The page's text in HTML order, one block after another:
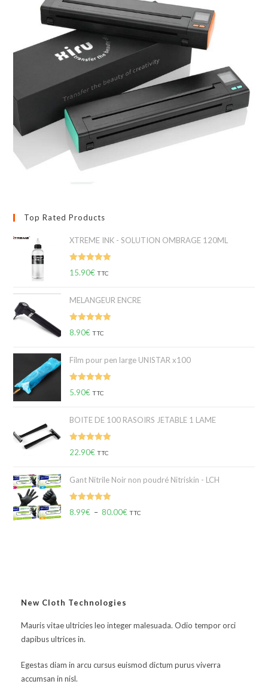
Top Rated Products
XTREME INK - SOLUTION OMBRAGE 120ML
Note5.00
15.90€ TTC
MELANGEUR ENCRE
Note5.00
8.90€ TTC
Film pour pen large UNISTAR x100
Note5.00
5.90€ TTC
BOITE DE 100 RASOIRS JETABLE 1 LAME
Note5.00
22.90€ TTC
Gant Nitrile Noir non poudré Nitriskin - LCH
Note5.00
8.99€ – 80.00€ TTC
New Cloth Technologies
Mauris vitae ultricies leo integer malesuada. Odio tempor orci
dapibus ultrices in.
Egestas diam in arcu cursus euismod dictum purus viverra
accumsan in nisl.